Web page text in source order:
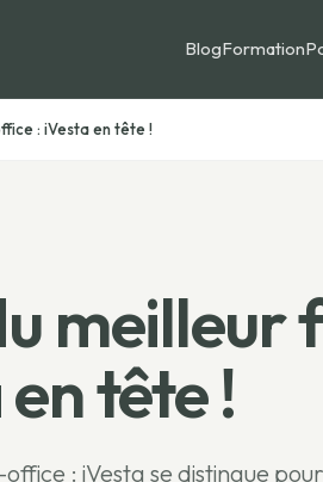
BlogFormation
: iVesta en tête !
meilleur
tête !
: iVesta se distingue